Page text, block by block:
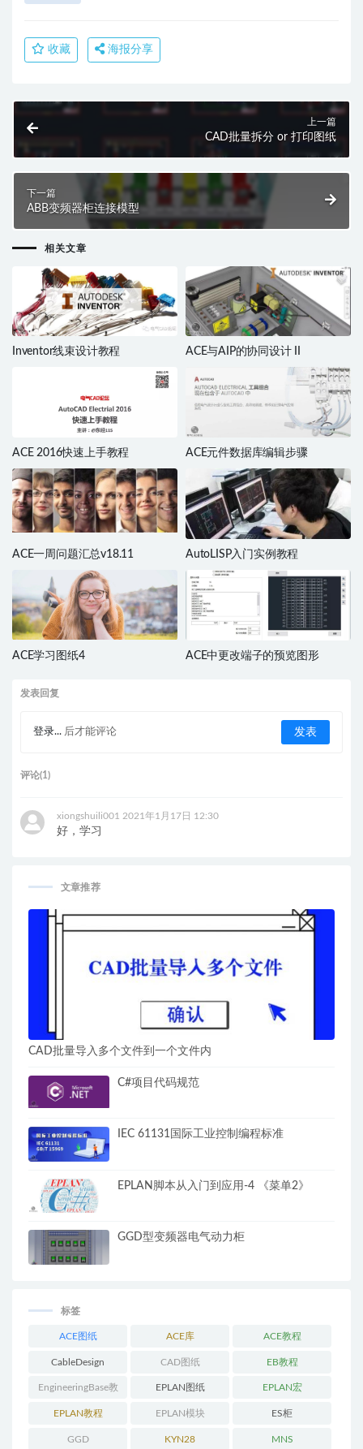
收藏 海报分享
上一篇
CAD批量拆分 or 打印图纸
下一篇
ABB变频器柜连接模型
相关文章
Inventor线束设计教程 ACE与AIP的协同设计 II
ACE 2016快速上手教程 ACE元件数据库编辑步骤
ACE一周问题汇总v18.11 AutoLISP入门实例教程
ACE学习图纸4 ACE中更改端子的预览图形
发表回复
登录... 后才能评论
评论(1)
xiongshuili001 2021年1月17日 12:30
好，学习
文章推荐
CAD批量导入多个文件到一个文件内
C#项目代码规范
IEC 61131国际工业控制编程标准
EPLAN脚本从入门到应用-4 《菜单2》
GGD型变频器电气动力柜
标签
ACE图纸 ACE库 ACE教程
CableDesign CAD图纸 EB教程
EngineeringBase教
程
EPLAN图纸 EPLAN宏
EPLAN教程 EPLAN模块 ES柜
GGD KYN28 MNS